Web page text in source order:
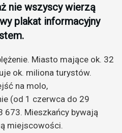
nie wszyscy wierzą
plakat informacyjny
Miasto mające ok. 32
ok. miliona turystów.
na molo,
(od 1 czerwca do 29
Mieszkańcy bywają
miejscowości.